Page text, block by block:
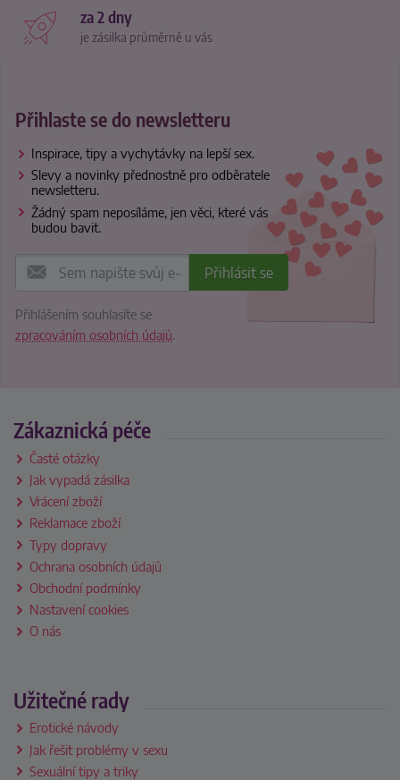
za 2 dny
je zásilka průměrně u vás
Přihlaste se do newsletteru
Inspirace, tipy a vychytávky na lepší sex.
Slevy a novinky přednostně pro odběratele
newsletteru.
Žádný spam neposíláme, jen věci, které vás
budou bavit.
Přihlášením souhlasíte se
zpracováním osobních údajů.
Zákaznická péče
Časté otázky
Jak vypadá zásilka
Vrácení zboží
Reklamace zboží
Typy dopravy
Ochrana osobních údajů
Obchodní podmínky
Nastavení cookies
O nás
Užitečné rady
Erotické návody
Jak řešit problémy v sexu
Sexuální tipy a triky